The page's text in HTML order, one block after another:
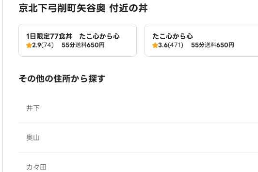
京北下弓削町矢谷奥 付近の丼
1日限定77食丼 たこ心から心
2.9(74) 55分送料650円
たこ心から心
3.6(471) 55分送料650円
その他の住所から探す
井下
奥山
カ々田